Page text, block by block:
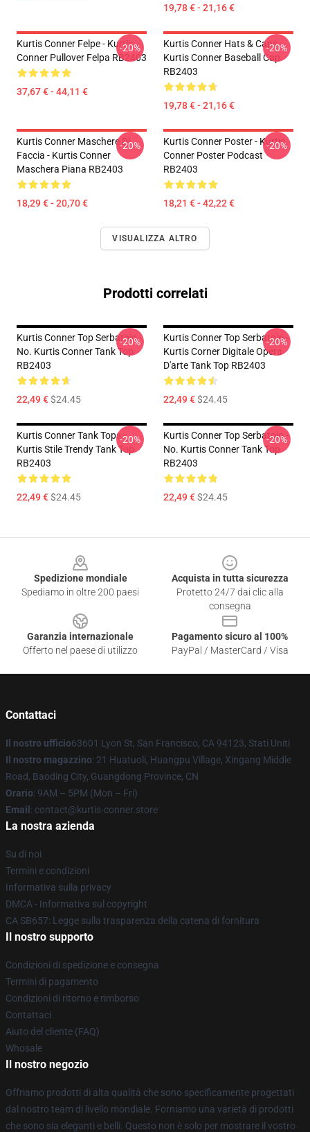
19,78 € - 21,16 €
Kurtis Conner Felpe - Kurtis
Conner Pullover Felpa RB2403
37,67 € - 44,11 €
-20%
Kurtis Conner Hats & Caps -
Kurtis Conner Baseball Cap
RB2403
19,78 € - 21,16 €
-20%
Kurtis Conner Maschere Di
Faccia - Kurtis Conner
Maschera Piana RB2403
18,29 € - 20,70 €
-20%
Kurtis Conner Poster - Kurtis
Conner Poster Podcast
RB2403
18,21 € - 42,22 €
-20%
VISUALIZZA ALTRO
Prodotti correlati
Kurtis Conner Top Serbatoio -
No. Kurtis Conner Tank Top
RB2403
22,49 €$24.45
-20%
Kurtis Conner Top Serbatoio -
Kurtis Corner Digitale Opera
D'arte Tank Top RB2403
22,49 €$24.45
-20%
Kurtis Conner Tank Tops -
Kurtis Stile Trendy Tank Top
RB2403
22,49 €$24.45
-20%
Kurtis Conner Top Serbatoio -
No. Kurtis Conner Tank Top
RB2403
22,49 €$24.45
-20%
Spedizione mondiale
Spediamo in oltre 200 paesi
Acquista in tutta sicurezza
Protetto 24/7 dai clic alla
consegna
Garanzia internazionale
Offerto nel paese di utilizzo
Pagamento sicuro al 100%
PayPal / MasterCard / Visa
Contattaci
Il nostro ufficio63601 Lyon St, San Francisco, CA 94123, Stati Uniti
Il nostro magazzino: 21 Huatuoli, Huangpu Village, Xingang Middle
Road, Baoding City, Guangdong Province, CN
Orario: 9AM – 5PM (Mon – Fri)
Email : contact@kurtis-conner.store
La nostra azienda
Su di noi
Termini e condizioni
Informativa sulla privacy
DMCA - Informativa sul copyright
CA SB657: Legge sulla trasparenza della catena di fornitura
Il nostro supporto
Condizioni di spedizione e consegna
Termini di pagamento
Condizioni di ritorno e rimborso
Contattaci
Aiuto del cliente (FAQ)
Whosale
Il nostro negozio
Offriamo prodotti di alta qualità che sono specificamente progettati
dal nostro team di livello mondiale. Forniamo una varietà di prodotti
che sono sia eleganti e belli. Questo non è solo per mostrare il vostro